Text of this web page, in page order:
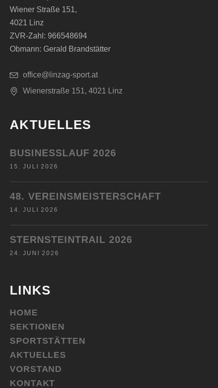
Wiener Straße 151,
4021 Linz
ZVR-Zahl: 966548694
Obmann: Gerald Brandstätter
office@linzag-sport.at
Wienerstraße 151, 4021 Linz
AKTUELLES
BUSINESSLAUF 2026
15. JULI 2026
48. VEREINSMEISTERSCHAFT
14. JULI 2026
STERNSTEINTRAIL 2026
24. JUNI 2026
LINKS
HOME
SEKTIONEN
SPORTSTÄTTEN
AKTUELLES
VORSTAND
KONTAKT